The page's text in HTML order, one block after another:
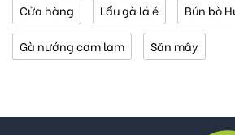
Cửa hàng Lẩu gà lá é Bún bò
Gà nướng cơm lam Săn mây